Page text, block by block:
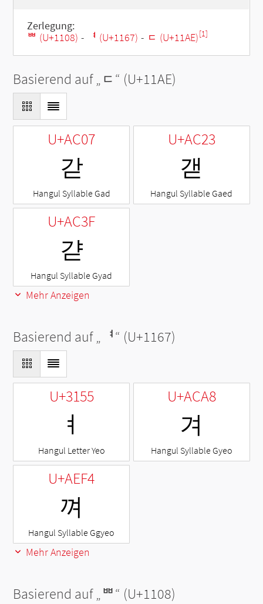
Zerlegung:
ᄈ (U+1108) - ᅧ (U+1167) - ᆮ (U+11AE)[1]
Basierend auf „ᆮ“ (U+11AE)
U+AC07
갇
Hangul Syllable Gad
U+AC23
갣
Hangul Syllable Gaed
U+AC3F
갿
Hangul Syllable Gyad
Mehr Anzeigen
Basierend auf „ ᅧ“ (U+1167)
U+3155
ㅕ
Hangul Letter Yeo
U+ACA8
겨
Hangul Syllable Gyeo
U+AEF4
껴
Hangul Syllable Ggyeo
Mehr Anzeigen
Basierend auf „ᄈ“ (U+1108)